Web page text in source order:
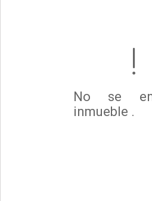
No se
inmueble .